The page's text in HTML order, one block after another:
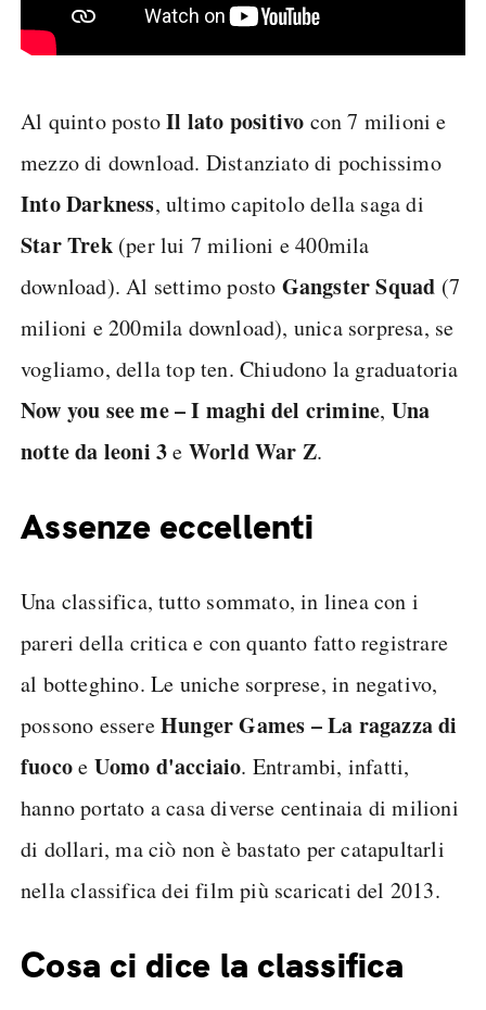
Al quinto postoIl lato positivo con 7 milioni e
mezzo di download. Distanziato di pochissimo
Into Darkness, ultimo capitolo della saga di
Star Trek(per lui 7 milioni e 400mila
download). Al settimo posto Gangster Squad (7
milioni e 200mila download), unica sorpresa, se
vogliamo, della top ten. Chiudono la graduatoria
Now you see me – I maghi del crimine, Una
notte da leoni 3e World War Z.
Assenze eccellenti
Una classifica, tutto sommato, in linea con i
pareri della critica e con quanto fatto registrare
al botteghino. Le uniche sorprese, in negativo,
possono essereHunger Games – La ragazza di
fuocoe Uomo d'acciaio. Entrambi, infatti,
hanno portato a casa diverse centinaia di milioni
di dollari, ma ciò non è bastato per catapultarli
nella classifica dei film più scaricati del 2013.
Cosa ci dice la classifica